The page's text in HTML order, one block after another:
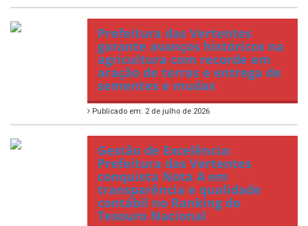
Prefeitura das Vertentes
garante avanços históricos na
agricultura com recorde em
aração de terras e entrega de
sementes e mudas
Publicado em: 2 de julho de 2026
Gestão de Excelência:
Prefeitura das Vertentes
conquista Nota A em
transparência e qualidade
contábil no Ranking do
Tesouro Nacional